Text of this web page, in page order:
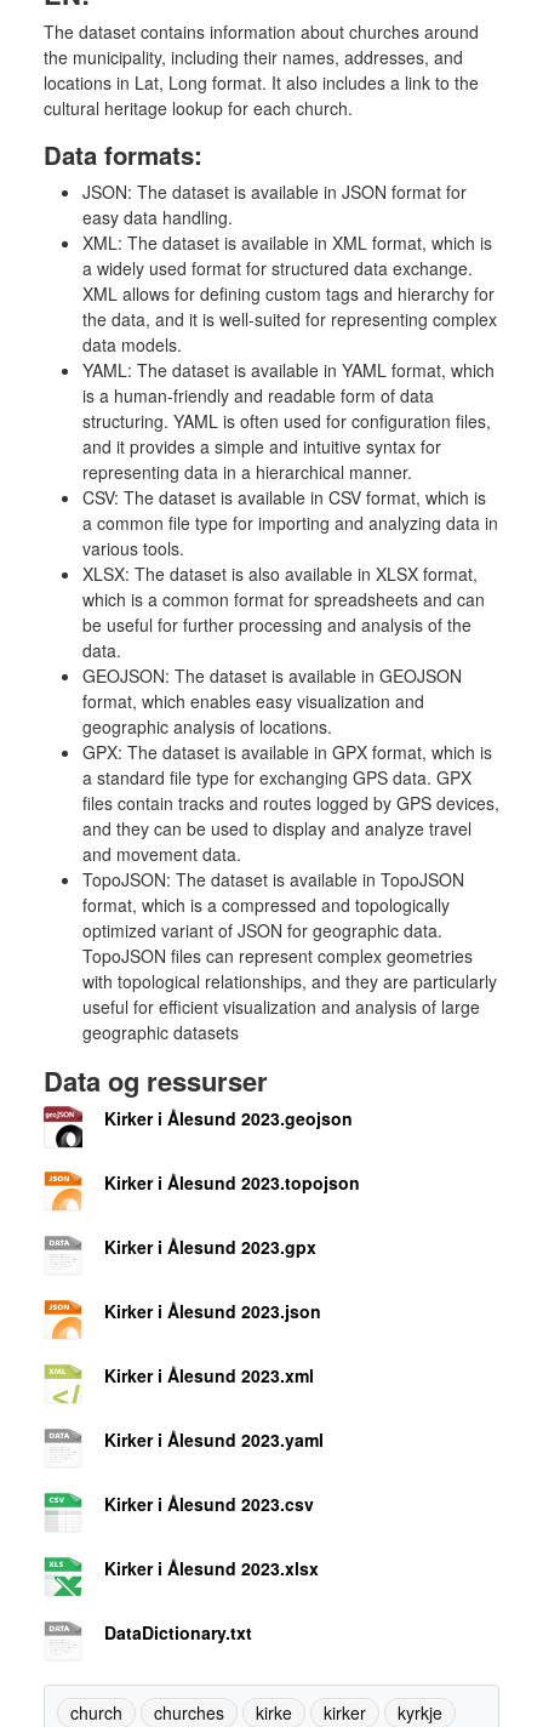
The dataset contains information about churches around
the municipality, including their names, addresses, and
locations in Lat, Long format. It also includes a link to the
cultural heritage lookup for each church.
Data formats:
JSON: The dataset is available in JSON format for
easy data handling.
XML: The dataset is available in XML format, which is
a widely used format for structured data exchange.
XML allows for defining custom tags and hierarchy for
the data, and it is well-suited for representing complex
data models.
YAML: The dataset is available in YAML format, which
is a human-friendly and readable form of data
structuring. YAML is often used for configuration files,
and it provides a simple and intuitive syntax for
representing data in a hierarchical manner.
CSV: The dataset is available in CSV format, which is
a common file type for importing and analyzing data in
various tools.
XLSX: The dataset is also available in XLSX format,
which is a common format for spreadsheets and can
be useful for further processing and analysis of the
data.
GEOJSON: The dataset is available in GEOJSON
format, which enables easy visualization and
geographic analysis of locations.
GPX: The dataset is available in GPX format, which is
a standard file type for exchanging GPS data. GPX
files contain tracks and routes logged by GPS devices,
and they can be used to display and analyze travel
and movement data.
TopoJSON: The dataset is available in TopoJSON
format, which is a compressed and topologically
optimized variant of JSON for geographic data.
TopoJSON files can represent complex geometries
with topological relationships, and they are particularly
useful for efficient visualization and analysis of large
geographic datasets
Data og ressurser
Kirker i Ålesund 2023.geojson
Kirker i Ålesund 2023.topojson
Kirker i Ålesund 2023.gpx
Kirker i Ålesund 2023.json
Kirker i Ålesund 2023.xml
Kirker i Ålesund 2023.yaml
Kirker i Ålesund 2023.csv
Kirker i Ålesund 2023.xlsx
DataDictionary.txt
church churches kirke kirker
kyrkje